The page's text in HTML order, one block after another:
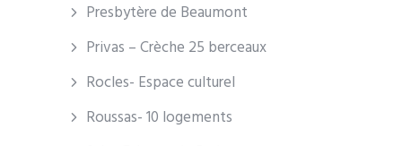
Presbytère de Beaumont
Privas – Crèche 25 berceaux
Rocles- Espace culturel
Roussas- 10 logements